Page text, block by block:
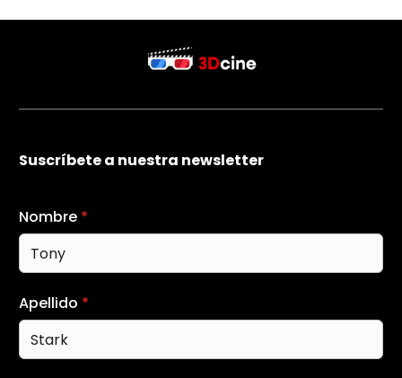
Suscríbete a nuestra newsletter
Nombre *
Apellido *